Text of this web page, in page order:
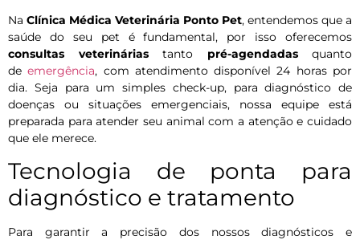
Na Clínica Médica Veterinária Ponto Pet, entendemos que a
saúde do seu pet é fundamental, por isso oferecemos
consultas veterináriastanto pré-agendadasquanto
deemergência, com atendimento disponível 24 horas por
dia. Seja para um simples check-up, para diagnóstico de
doenças ou situações emergenciais, nossa equipe está
preparada para atender seu animal com a atenção e cuidado
que ele merece.
Tecnologia de ponta para
diagnóstico e tratamento
Para garantir a precisão dos nossos diagnósticos e